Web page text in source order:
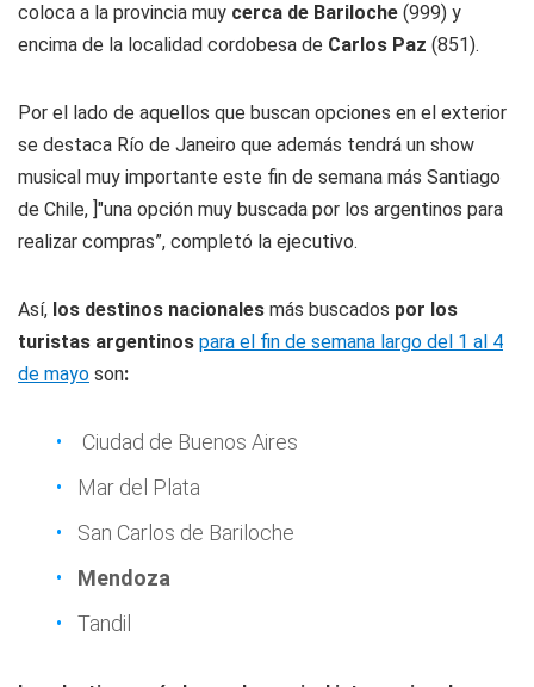
coloca a la provincia muy cerca de Bariloche (999) y
encima de la localidad cordobesa de Carlos Paz (851).
Por el lado de aquellos que buscan opciones en el exterior
se destaca Río de Janeiro que además tendrá un show
musical muy importante este fin de semana más Santiago
de Chile, ]"una opción muy buscada por los argentinos para
realizar compras”, completó la ejecutivo.
Así, los destinos nacionales más buscados por los
turistas argentinos para el fin de semana largo del 1 al 4
de mayo son:
Ciudad de Buenos Aires
Mar del Plata
San Carlos de Bariloche
Mendoza
Tandil